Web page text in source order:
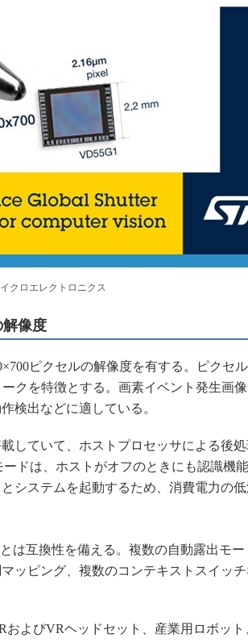
設計」
験はど
Thread
クロエレクトロニクス
解像度
ピクセルの解像度を有する。ピクセ
クを特徴とする。画素イベント発生画
検出などに適している。
していて、ホストプロセッサによる後
ドは、ホストがオフのときにも認識機
システムを起動するため、消費電力の
は互換性を備える。複数の自動露出モー
ッピング、複数のコンテキストスイッ
よびVRヘッドセット、産業用ロボット